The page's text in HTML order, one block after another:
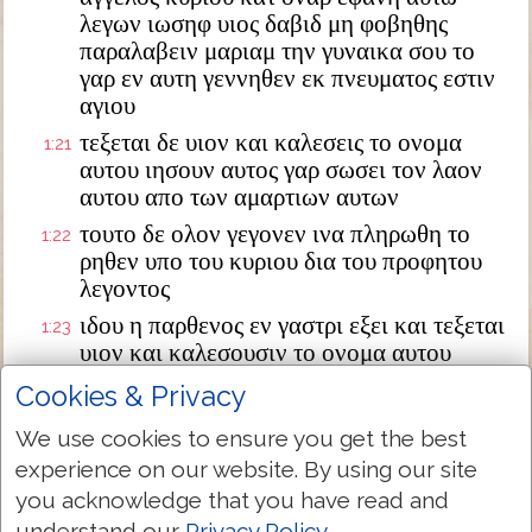
λεγων ιωσηφ υιος δαβιδ μη φοβηθης
παραλαβειν μαριαμ την γυναικα σου το
γαρ εν αυτη γεννηθεν εκ πνευματος εστιν
αγιου
1:21 τεξεται δε υιον και καλεσεις το ονομα
αυτου ιησουν αυτος γαρ σωσει τον λαον
αυτου απο των αμαρτιων αυτων
1:22 τουτο δε ολον γεγονεν ινα πληρωθη το
ρηθεν υπο του κυριου δια του προφητου
λεγοντος
1:23 ιδου η παρθενος εν γαστρι εξει και τεξεται
υιον και καλεσουσιν το ονομα αυτου
εμμανουηλ ο εστιν μεθερμηνευομενον μεθ
ημων ο θεος
1:24 διεγερθεις δε ο ιωσηφ απο του υπνου
εποιησεν ως προσεταξεν αυτω ο αγγελος
κυριου και παρελαβεν την γυναικα αυτου
Cookies & Privacy
We use cookies to ensure you get the best
experience on our website. By using our site
you acknowledge that you have read and